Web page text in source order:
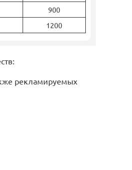
900
1200
рекламируемых